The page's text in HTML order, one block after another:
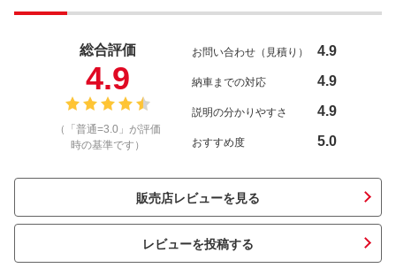
総合評価
4.9
（「普通=3.0」が評価
時の基準です）
お問い合わせ（見積り） 4.9
納車までの対応 4.9
説明の分かりやすさ 4.9
おすすめ度 5.0
販売店レビューを見る
レビューを投稿する